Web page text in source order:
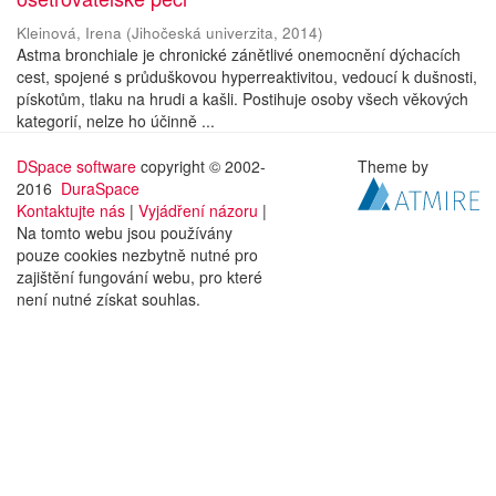
Kleinová, Irena (Jihočeská univerzita, 2014)
Astma bronchiale je chronické zánětlivé onemocnění dýchacích
cest, spojené s průduškovou hyperreaktivitou, vedoucí k dušnosti,
pískotům, tlaku na hrudi a kašli. Postihuje osoby všech věkových
kategorií, nelze ho účinně ...
DSpace software copyright © 2002-
2016 DuraSpace
Kontaktujte nás | Vyjádření názoru |
Na tomto webu jsou používány
pouze cookies nezbytně nutné pro
zajištění fungování webu, pro které
není nutné získat souhlas.
Theme by